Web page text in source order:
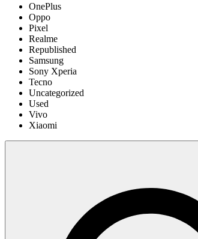
OnePlus
Oppo
Pixel
Realme
Republished
Samsung
Sony Xperia
Tecno
Uncategorized
Used
Vivo
Xiaomi